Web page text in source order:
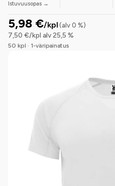
Istuvuusopas →
5,98 €/kpl (alv 0 %)
7,50 €/kpl alv 25,5 %
50 kpl · 1-väripainatus